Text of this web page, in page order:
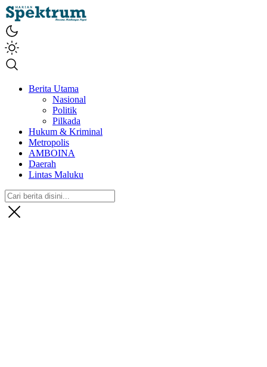
spektrumonline.com
Berita Utama
Nasional
Politik
Pilkada
Hukum & Kriminal
Metropolis
AMBOINA
Daerah
Lintas Maluku